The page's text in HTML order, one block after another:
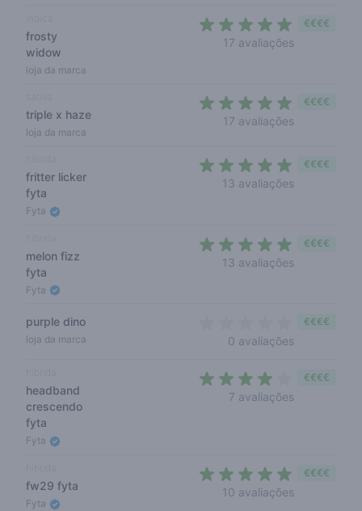
frosty
widow
loja da marca
17 avaliações
€€€€
triple x haze
loja da marca
17 avaliações
€€€€
fritter licker
fyta
Fyta
13 avaliações
€€€€
melon fizz
fyta
Fyta
13 avaliações
€€€€
purple dino
loja da marca 0 avaliações
€€€€
headband
crescendo
fyta
Fyta
7 avaliações
€€€€
fw29 fyta
Fyta
10 avaliações
€€€€